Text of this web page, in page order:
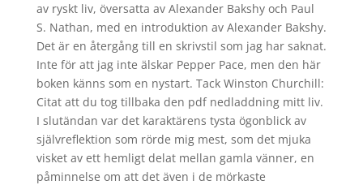
av ryskt liv, översatta av Alexander Bakshy och Paul
S. Nathan, med en introduktion av Alexander Bakshy.
Det är en återgång till en skrivstil som jag har saknat.
Inte för att jag inte älskar Pepper Pace, men den här
boken känns som en nystart. Tack Winston Churchill:
Citat att du tog tillbaka den pdf nedladdning mitt liv.
I slutändan var det karaktärens tysta ögonblick av
självreflektion som rörde mig mest, som det mjuka
visket av ett hemligt delat mellan gamla vänner, en
påminnelse om att det även i de mörkaste